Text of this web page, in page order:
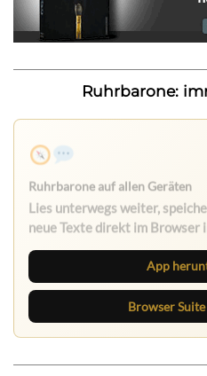
Ruhrbarone:
Ruhrbarone auf allen Geräten
Lies unterwegs weiter,
neue Texte direkt im Browser
App
Browser